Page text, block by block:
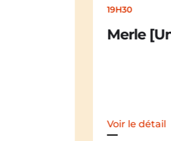
Merle [Un dernier